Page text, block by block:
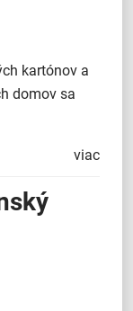
kartónov a
domov sa
viac